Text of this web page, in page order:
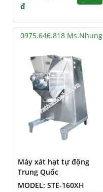
đ
0975.646.818 Ms.Nhung
Máy xát hạt tự động
Trung Quốc
MODEL: STE-160XH